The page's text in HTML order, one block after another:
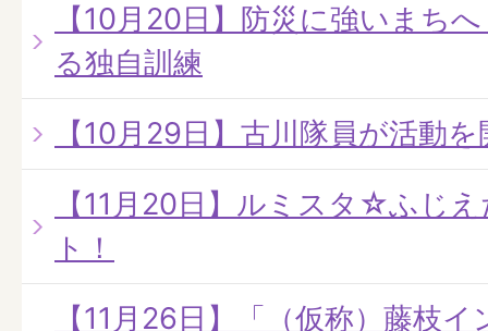
【10月20日】防災に強いまち
る独自訓練
【10月29日】古川隊員が活動
【11月20日】ルミスタ☆ふじ
ト！
【11月26日】「（仮称）藤枝